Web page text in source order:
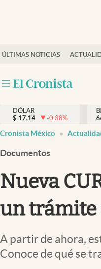
ÚLTIMAS NOTICIAS
Actualidad
Internacionales
Opinión
Brand Strategy
Vida y estilo
Tv
Espiritualidad
DÓLAR
$ 17,14 -0.38%
Cronista México
Documentos
Nueva
un trámite
A partir de ahora,
Conoce de qué se